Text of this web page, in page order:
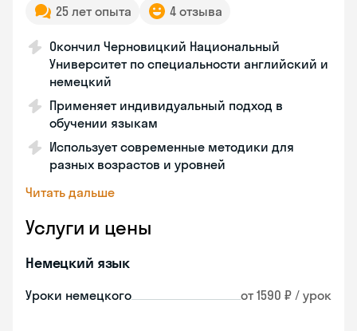
25 лет опыта
4 отзыва
Окончил Черновицкий Национальный
Университет по специальности английский и
немецкий
Применяет индивидуальный подход в
обучении языкам
Использует современные методики для
разных возрастов и уровней
Читать дальше
Услуги и цены
Немецкий язык
Уроки немецкого от 1590 ₽ / урок